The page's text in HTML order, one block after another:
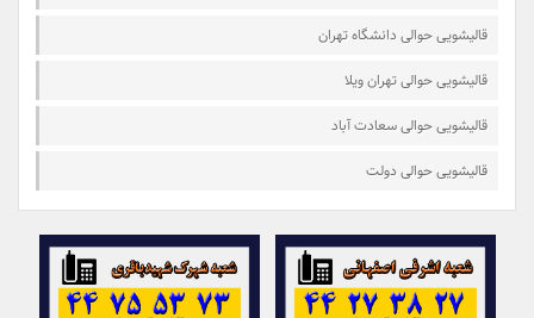
قالیشویی حوالی دانشگاه تهران
قالیشویی حوالی تهران ویلا
قالیشویی حوالی سعادت آباد
قالیشویی حوالی دولت